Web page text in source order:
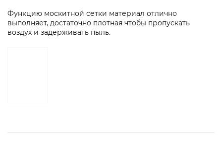
Функцию москитной сетки материал отлично
выполняет, достаточно плотная чтобы пропускать
воздух и задерживать пыль.